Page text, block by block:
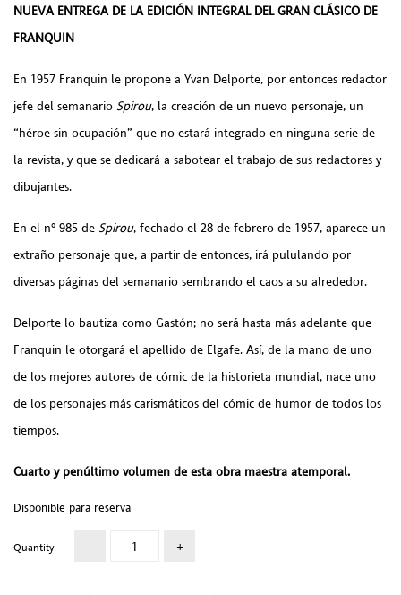
NUEVA ENTREGA DE LA EDICIÓN INTEGRAL DEL GRAN CLÁSICO DE
FRANQUIN
En 1957 Franquin le propone a Yvan Delporte, por entonces redactor
jefe del semanario Spirou, la creación de un nuevo personaje, un
“héroe sin ocupación” que no estará integrado en ninguna serie de
la revista, y que se dedicará a sabotear el trabajo de sus redactores y
dibujantes.
En el nº 985 de Spirou, fechado el 28 de febrero de 1957, aparece un
extraño personaje que, a partir de entonces, irá pululando por
diversas páginas del semanario sembrando el caos a su alrededor.
Delporte lo bautiza como Gastón; no será hasta más adelante que
Franquin le otorgará el apellido de Elgafe. Así, de la mano de uno
de los mejores autores de cómic de la historieta mundial, nace uno
de los personajes más carismáticos del cómic de humor de todos los
tiempos.
Cuarto y penúltimo volumen de esta obra maestra atemporal.
Disponible para reserva
Quantity